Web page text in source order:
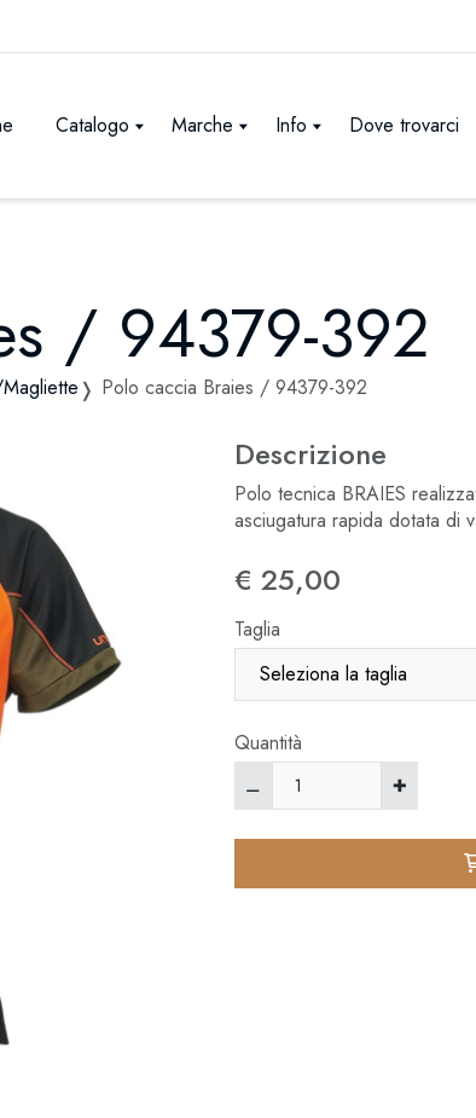
Catalogo Marche Info Dove trovarci
/ 94379-392
Polo caccia Braies / 94379-392
Descrizione
Polo tecnica BRAIES
asciugatura rapida dotata di
€ 25,00
Taglia
Quantità